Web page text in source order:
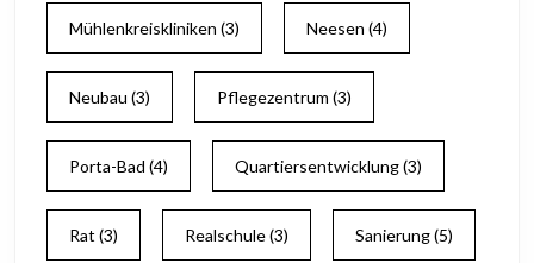
Mühlenkreiskliniken (3) Neesen (4)
Neubau (3) Pflegezentrum (3)
Porta-Bad (4) Quartiersentwicklung(3)
Rat (3) Realschule(3) Sanierung(5)